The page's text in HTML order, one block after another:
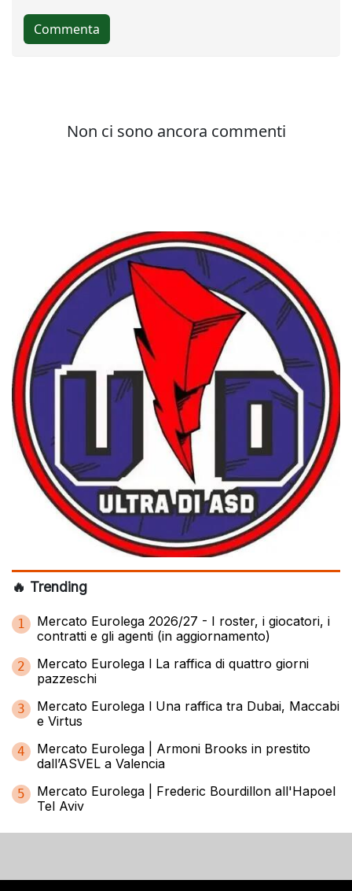
🔥 Trending
1
Mercato Eurolega 2026/27 - I roster, i giocatori, i
contratti e gli agenti (in aggiornamento)
2
Mercato Eurolega l La raffica di quattro giorni
pazzeschi
3
Mercato Eurolega l Una raffica tra Dubai, Maccabi
e Virtus
4
Mercato Eurolega | Armoni Brooks in prestito
dall’ASVEL a Valencia
5
Mercato Eurolega | Frederic Bourdillon all'Hapoel
Tel Aviv